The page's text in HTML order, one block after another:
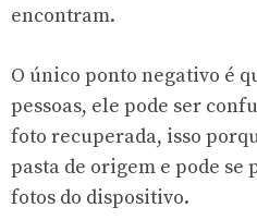
encontram.
O único ponto negativo é
pessoas, ele pode ser
foto recuperada, isso
pasta de origem e pode se
fotos do dispositivo.